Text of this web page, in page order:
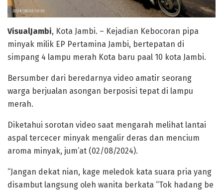
VisualJambi, Kota Jambi. – Kejadian Kebocoran pipa
minyak milik EP Pertamina Jambi, bertepatan di
simpang 4 lampu merah Kota baru paal 10 kota Jambi.
Bersumber dari beredarnya video amatir seorang
warga berjualan asongan berposisi tepat di lampu
merah.
Diketahui sorotan video saat mengarah melihat lantai
aspal tercecer minyak mengalir deras dan mencium
aroma minyak, jum’at (02/08/2024).
“Jangan dekat nian, kage meledok kata suara pria yang
disambut langsung oleh wanita berkata “Tok hadang be